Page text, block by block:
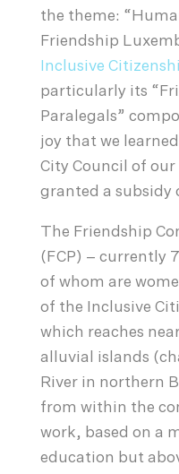
the theme:
Friendship
Inclusive
particularly its
Paralegals”
joy that we
City Council of
granted a subsidy
The Friendship
(FCP) – currently
of whom are
of the Inclusive
which reaches
alluvial islands
River in northern
from within the
work, based on a
education but